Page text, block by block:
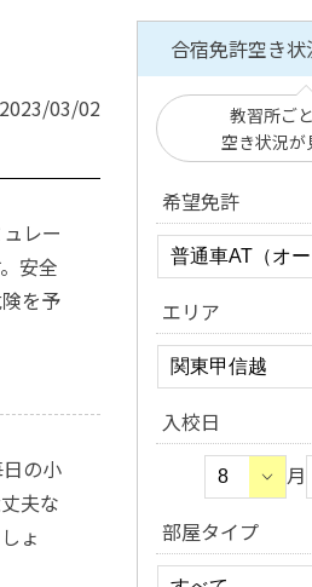
2023/03/02
レー
安全
を予
の小
夫な
ょ
合宿免許空き
教習所ご
空き状況が
希望免許
エリア
入校日
月
部屋タイプ